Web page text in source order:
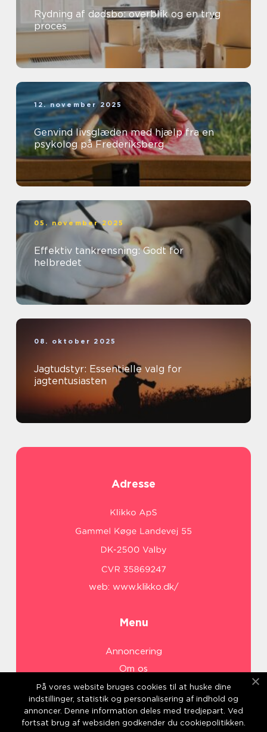
Rydning af dødsbo: overblik og en tryg
proces
12. november 2025
Genvind livsglæden med hjælp fra en
psykolog på Frederiksberg
05. november 2025
Effektiv tankrensning: Godt for
helbredet
08. oktober 2025
Jagtudstyr: Essentielle valg for
jagtentusiasten
Adresse
web: www.klikko.dk/
Menu
Annoncering
Om os
Cookies
Kontakt os
Sitemap
På vores website bruges cookies til at huske dine
indstillinger, statistik og personalisering af indhold og
annoncer. Denne information deles med tredjepart. Ved
fortsat brug af websiden godkender du cookiepolitikken.